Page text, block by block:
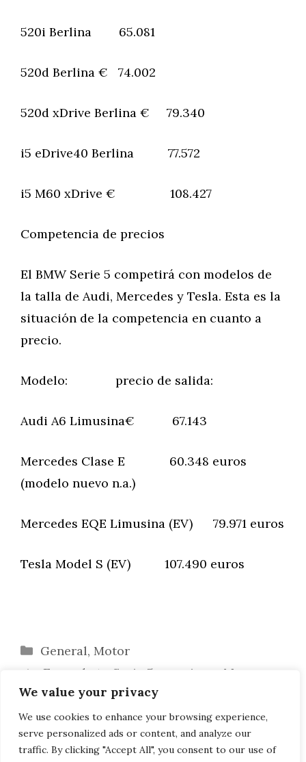
We value your privacy
We use cookies to enhance your browsing experience,
serve personalized ads or content, and analyze our
traffic. By clicking "Accept All", you consent to our use of
520i Berlina 65.081
520d Berlina € 74.002
520d xDrive Berlina € 79.340
i5 eDrive40 Berlina 77.572
i5 M60 xDrive € 108.427
Competencia de precios
El BMW Serie 5 competirá con modelos de
la talla de Audi, Mercedes y Tesla. Esta es la
situación de la competencia en cuanto a
precio.
Modelo: precio de salida:
Audi A6 Limusina€ 67.143
Mercedes Clase E 60.348 euros
(modelo nuevo n.a.)
Mercedes EQE Limusina (EV) 79.971 euros
Tesla Model S (EV) 107.490 euros
Categorías
General, Motor
¡Engorda tu Serie 5 con piezas M
Performance!
BMW Neue Klasse está casi listo para la
producción.